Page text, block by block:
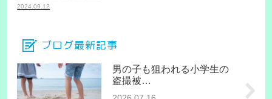
2024.09.12
ブログ最新記事
男の子も狙われる小学生の
盗撮被…